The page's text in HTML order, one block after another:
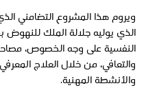
ويروم هذا المشروع التضامني
الذي يوليه جلالة الملك
النفسية على وجه الخصوص،
والتعافي، من خلال العلاج
والأنشطة المهنية.